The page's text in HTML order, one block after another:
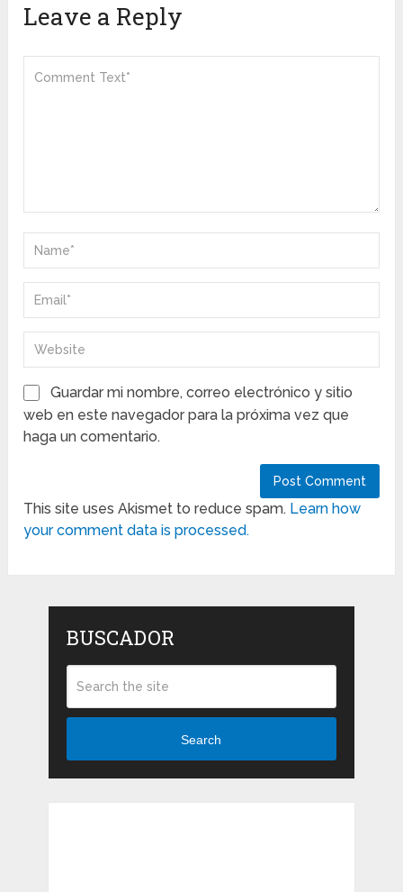
Leave a Reply
Guardar mi nombre, correo electrónico y sitio
web en este navegador para la próxima vez que
haga un comentario.
This site uses Akismet to reduce spam. Learn how
your comment data is processed.
BUSCADOR
Search